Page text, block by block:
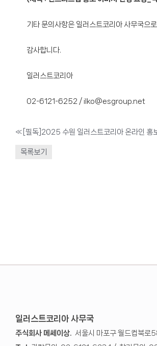
기타 문의사항은 일러스트코리아 사무국으
감사합니다.
일러스트코리아
02-6121-6252 / ilko@esgroup.net
« [필독]2025 수원 일러스트코리아 온라인 홍
목록보기
일러스트코리아 사무국
주식회사 메쎄이상. 서울시 마포구 월드컵북로